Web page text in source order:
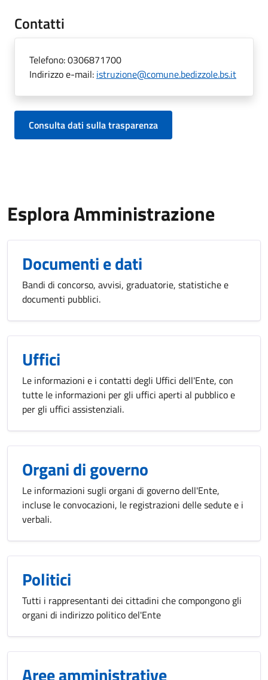
Contatti
Telefono:0306871700
Indirizzo e-mail: istruzione@comune.bedizzole.bs.it
Consulta dati sulla trasparenza
Esplora Amministrazione
Documenti e dati
Bandi di concorso, avvisi, graduatorie, statistiche e
documenti pubblici.
Uffici
Le informazioni e i contatti degli Uffici dell'Ente, con
tutte le informazioni per gli uffici aperti al pubblico e
per gli uffici assistenziali.
Organi di governo
Le informazioni sugli organi di governo dell'Ente,
incluse le convocazioni, le registrazioni delle sedute e i
verbali.
Politici
Tutti i rappresentanti dei cittadini che compongono gli
organi di indirizzo politico del'Ente